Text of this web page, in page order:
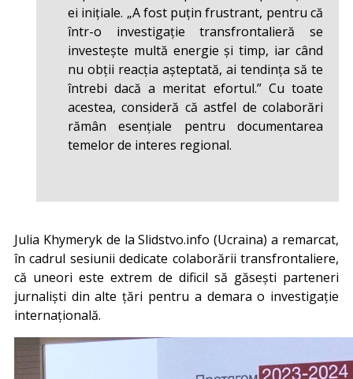
ei inițiale. „A fost puțin frustrant, pentru că
într-o investigație transfrontalieră se
investește multă energie și timp, iar când
nu obții reacția așteptată, ai tendința să te
întrebi dacă a meritat efortul.” Cu toate
acestea, consideră că astfel de colaborări
rămân esențiale pentru documentarea
temelor de interes regional.
Julia Khymeryk de la Slidstvo.info (Ucraina) a remarcat,
în cadrul sesiunii dedicate colaborării transfrontaliere,
că uneori este extrem de dificil să găsești parteneri
jurnaliști din alte țări pentru a demara o investigație
internațională.